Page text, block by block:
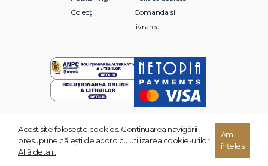
Colecții
Comanda si
livrarea
© 2026 Grupul Editorial TREI. Toate drepturile rezervate.
Acest site foloseşte cookies. Continuarea navigării
presupune că eşti de acord cu utilizarea cookie-urilor.
Află detalii.
Am
înțeles